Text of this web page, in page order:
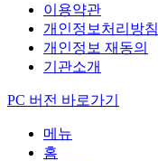
이용약관
개인정보처리방침
개인정보 재동의
기관소개
PC 버전 바로가기
메뉴
홈